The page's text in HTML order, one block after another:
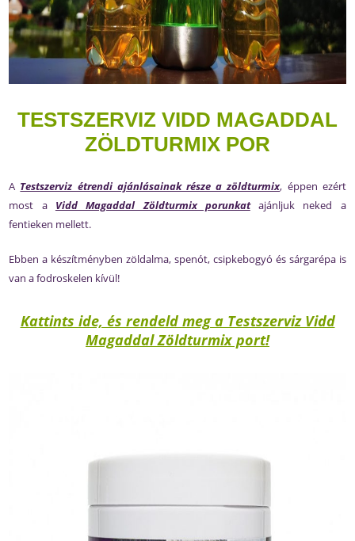
TESTSZERVIZ VIDD MAGADDAL
ZÖLDTURMIX POR
A Testszerviz étrendi ajánlásainak része a zöldturmix, éppen ezért
most a Vidd Magaddal Zöldturmix porunkatajánljuk neked a
fentieken mellett.
Ebben a készítményben zöldalma, spenót, csipkebogyó és sárgarépa is
van a fodroskelen kívül!
Kattints ide, és rendeld meg a Testszerviz Vidd
Magaddal Zöldturmix port!